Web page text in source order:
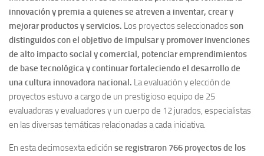
innovación y premia a quienes se atreven a inventar, crear y
mejorar productos y servicios. Los proyectos seleccionadosson
distinguidos con el objetivo de impulsar y promover invenciones
de alto impacto social y comercial, potenciar emprendimientos
de base tecnológica y continuar fortaleciendo el desarrollo de
una cultura innovadora nacional. La evaluación y elección de
proyectos estuvo a cargo de un prestigioso equipo de 25
evaluadoras y evaluadores y un cuerpo de 12 jurados, especialistas
en las diversas temáticas relacionadas a cada iniciativa.
En esta decimosexta edición se registraron 766 proyectos de los